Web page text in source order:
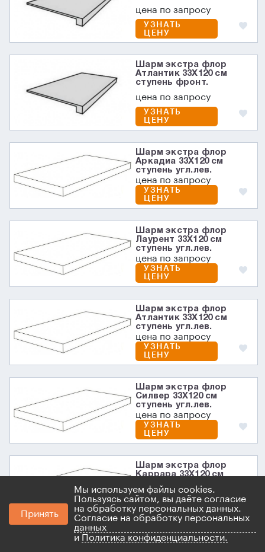
цена по запросу
УЗНАТЬ
ЦЕНУ
Шарм экстра флор
Атлантик 33X120 см
ступень фронт.
цена по запросу
УЗНАТЬ
ЦЕНУ
Шарм экстра флор
Аркадиа 33X120 см
ступень угл.лев.
цена по запросу
УЗНАТЬ
ЦЕНУ
Шарм экстра флор
Лаурент 33X120 см
ступень угл.лев.
цена по запросу
УЗНАТЬ
ЦЕНУ
Шарм экстра флор
Атлантик 33X120 см
ступень угл.лев.
цена по запросу
УЗНАТЬ
ЦЕНУ
Шарм экстра флор
Силвер 33X120 см
ступень угл.лев.
цена по запросу
УЗНАТЬ
ЦЕНУ
Шарм экстра флор
Каррара 33X120 см
цена по запросу
УЗНАТЬ
ЦЕНУ
Шарм экстра флор Лаза
Принять
Мы используем файлы cookies.
Пользуясь сайтом, вы даёте согласие
на обработку персональных данных.
Согласие на обработку персональных
данных
и Политика конфиденциальности.